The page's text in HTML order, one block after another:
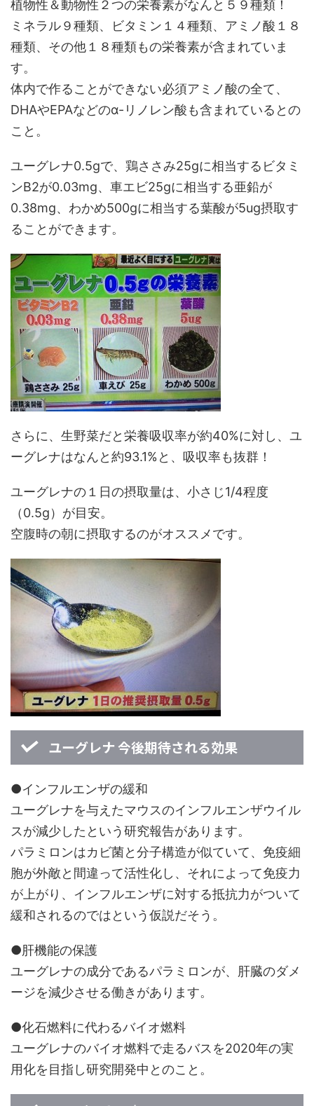
植物性＆動物性２つの栄養素がなんと５９種類！
ミネラル９種類、ビタミン１４種類、アミノ酸１８
種類、その他１８種類もの栄養素が含まれていま
す。
体内で作ることができない必須アミノ酸の全て、
DHAやEPAなどのα-リノレン酸も含まれているとの
こと。
ユーグレナ0.5gで、鶏ささみ25gに相当するビタミ
ンB2が0.03mg、車エビ25gに相当する亜鉛が
0.38mg、わかめ500gに相当する葉酸が5ug摂取す
ることができます。
さらに、生野菜だと栄養吸収率が約40%に対し、ユ
ーグレナはなんと約93.1%と、吸収率も抜群！
ユーグレナの１日の摂取量は、小さじ1/4程度
（0.5g）が目安。
空腹時の朝に摂取するのがオススメです。
ユーグレナ 今後期待される効果
●インフルエンザの緩和
ユーグレナを与えたマウスのインフルエンザウイル
スが減少したという研究報告があります。
パラミロンはカビ菌と分子構造が似ていて、免疫細
胞が外敵と間違って活性化し、それによって免疫力
が上がり、インフルエンザに対する抵抗力がついて
緩和されるのではという仮説だそう。
●肝機能の保護
ユーグレナの成分であるパラミロンが、肝臓のダメ
ージを減少させる働きがあります。
●化石燃料に代わるバイオ燃料
ユーグレナのバイオ燃料で走るバスを2020年の実
用化を目指し研究開発中とのこと。